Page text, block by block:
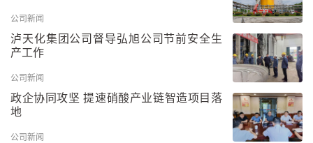
公司新闻
泸天化集团公司督导弘旭公司节前安全生
产工作
公司新闻
政企协同攻坚 提速硝酸产业链智造项目落
地
公司新闻